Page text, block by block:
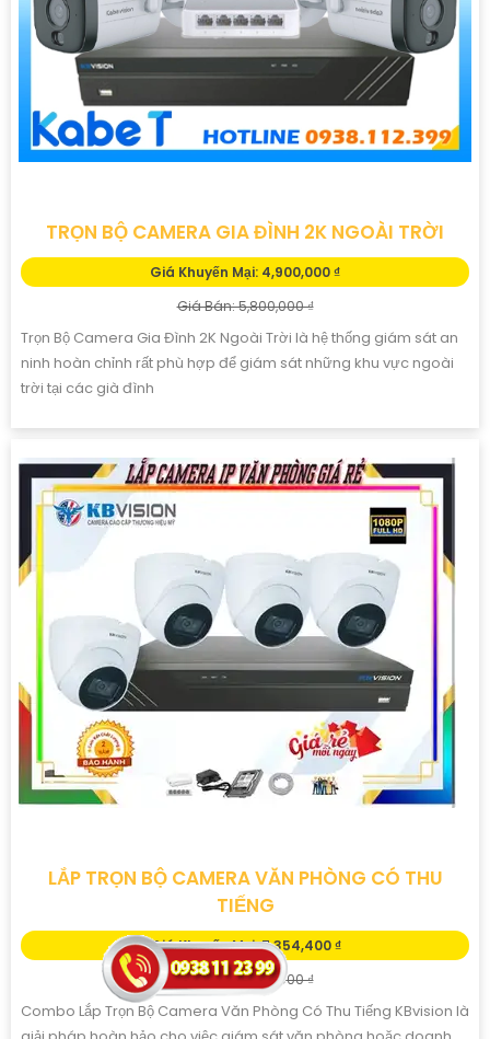
TRỌN BỘ CAMERA GIA ĐÌNH 2K NGOÀI TRỜI
Giá Khuyến Mại: 4,900,000 ₫
Giá Bán: 5,800,000 ₫
Trọn Bộ Camera Gia Đình 2K Ngoài Trời là hệ thống giám sát an
ninh hoàn chỉnh rất phù hợp để giám sát những khu vực ngoài
trời tại các già đình
LẮP TRỌN BỘ CAMERA VĂN PHÒNG CÓ THU
TIẾNG
Giá Khuyến Mại: 7,354,400 ₫
Giá Bán: 11,080,000 ₫
Combo Lắp Trọn Bộ Camera Văn Phòng Có Thu Tiếng KBvision là